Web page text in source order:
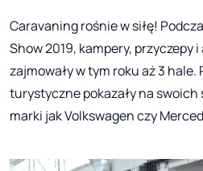
Caravaning rośnie w siłę!
Show 2019, kampery,
zajmowały w tym roku aż 3 hale.
turystyczne pokazały na
marki jak Volkswagen czy